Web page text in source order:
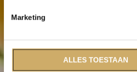
Marketing
ALLES TOESTAAN